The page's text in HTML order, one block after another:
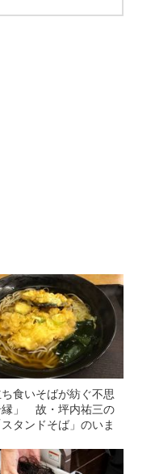
食いそばが紡ぐ不思
縁」 故・坪内祐三の
タンドそば」のいま